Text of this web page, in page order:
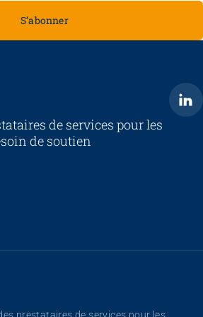
S’abonner
de services pour les
de soutien
prestataires de services pour les